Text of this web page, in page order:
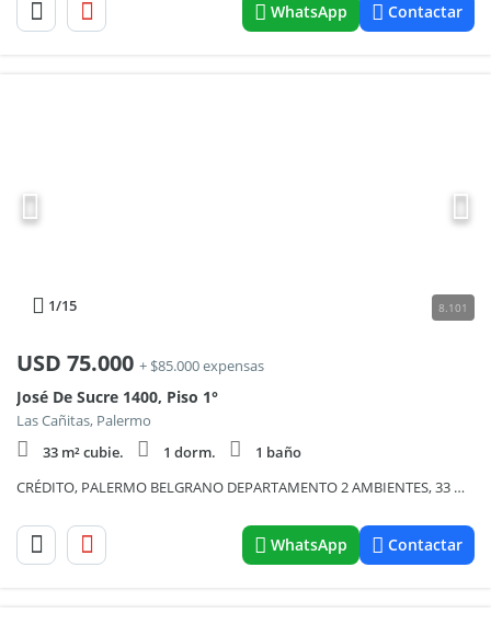
WhatsApp Contactar
1/15 8.101
USD 75.000 + $85.000 expensas
José De Sucre 1400, Piso 1°
Las Cañitas, Palermo
33 m² cubie.
1 dorm.
1 baño
CRÉDITO, PALERMO BELGRANO DEPARTAMENTO 2 AMBIENTES, 33 MTRS!
WhatsApp Contactar